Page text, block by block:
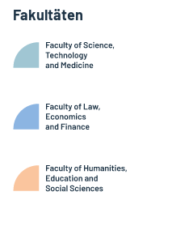
Fakultäten